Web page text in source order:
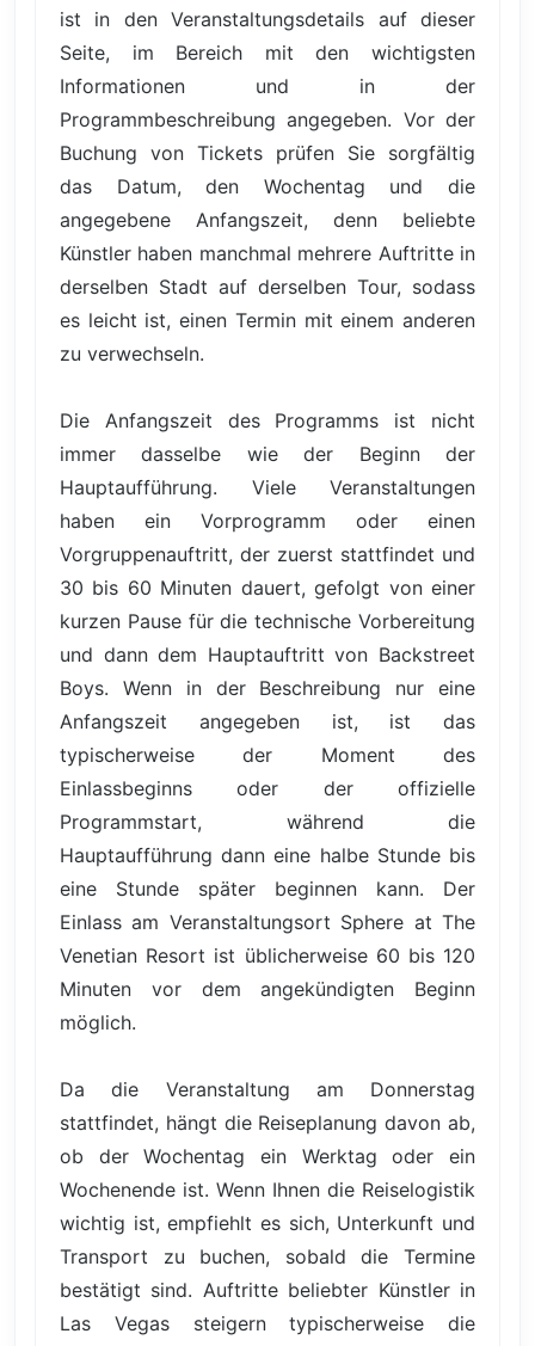
ist in den Veranstaltungsdetails auf dieser
Seite, im Bereich mit den wichtigsten
Informationen und in der
Programmbeschreibung angegeben. Vor der
Buchung von Tickets prüfen Sie sorgfältig
das Datum, den Wochentag und die
angegebene Anfangszeit, denn beliebte
Künstler haben manchmal mehrere Auftritte in
derselben Stadt auf derselben Tour, sodass
es leicht ist, einen Termin mit einem anderen
zu verwechseln.
Die Anfangszeit des Programms ist nicht
immer dasselbe wie der Beginn der
Hauptaufführung. Viele Veranstaltungen
haben ein Vorprogramm oder einen
Vorgruppenauftritt, der zuerst stattfindet und
30 bis 60 Minuten dauert, gefolgt von einer
kurzen Pause für die technische Vorbereitung
und dann dem Hauptauftritt von Backstreet
Boys. Wenn in der Beschreibung nur eine
Anfangszeit angegeben ist, ist das
typischerweise der Moment des
Einlassbeginns oder der offizielle
Programmstart, während die
Hauptaufführung dann eine halbe Stunde bis
eine Stunde später beginnen kann. Der
Einlass am Veranstaltungsort Sphere at The
Venetian Resort ist üblicherweise 60 bis 120
Minuten vor dem angekündigten Beginn
möglich.
Da die Veranstaltung am Donnerstag
stattfindet, hängt die Reiseplanung davon ab,
ob der Wochentag ein Werktag oder ein
Wochenende ist. Wenn Ihnen die Reiselogistik
wichtig ist, empfiehlt es sich, Unterkunft und
Transport zu buchen, sobald die Termine
bestätigt sind. Auftritte beliebter Künstler in
Las Vegas steigern typischerweise die